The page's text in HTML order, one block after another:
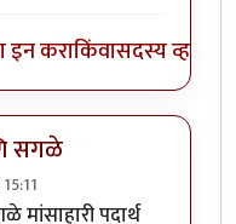
इन कराकिंवासदस्य व्हा
सगळे
पदार्थ